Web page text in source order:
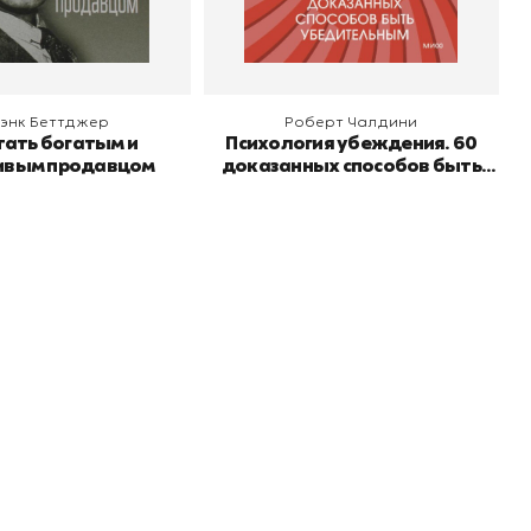
Беттджер
богатым и
продавцом
Роберт Чалдини
Психология убеждения. 60
доказанных способов быть